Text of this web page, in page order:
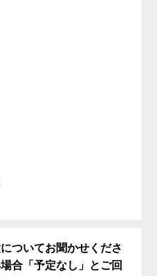
ついてお聞かせくださ
合「予定なし」とご回